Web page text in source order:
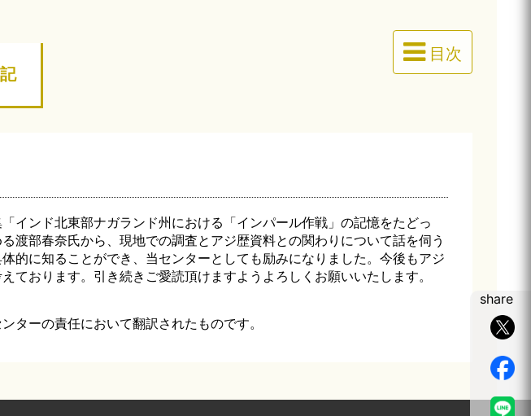
目次
インド北東部ナガランド州における「インパール作戦」の記憶をたどっ
渡部春奈氏から、現地での調査とアジ歴資料との関わりについて話を伺う
的に知ることができ、当センターとしても励みになりました。今後もアジ
おります。引き続きご愛読頂けますようよろしくお願いいたします。
ターの責任において翻訳されたものです。
share